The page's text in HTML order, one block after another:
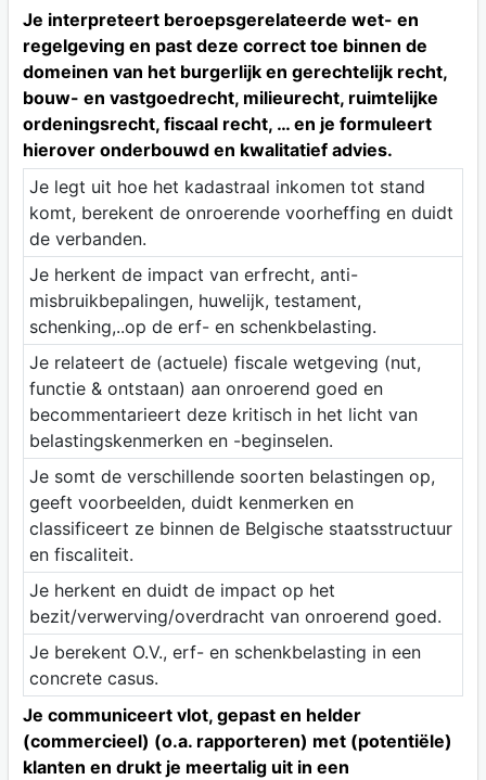
Je interpreteert beroepsgerelateerde wet- en
regelgeving en past deze correct toe binnen de
domeinen van het burgerlijk en gerechtelijk recht,
bouw- en vastgoedrecht, milieurecht, ruimtelijke
ordeningsrecht, fiscaal recht, … en je formuleert
hierover onderbouwd en kwalitatief advies.
Je legt uit hoe het kadastraal inkomen tot stand
komt, berekent de onroerende voorheffing en duidt
de verbanden.
Je herkent de impact van erfrecht, anti-
misbruikbepalingen, huwelijk, testament,
schenking,..op de erf- en schenkbelasting.
Je relateert de (actuele) fiscale wetgeving (nut,
functie & ontstaan) aan onroerend goed en
becommentarieert deze kritisch in het licht van
belastingskenmerken en -beginselen.
Je somt de verschillende soorten belastingen op,
geeft voorbeelden, duidt kenmerken en
classificeert ze binnen de Belgische staatsstructuur
en fiscaliteit.
Je herkent en duidt de impact op het
bezit/verwerving/overdracht van onroerend goed.
Je berekent O.V., erf- en schenkbelasting in een
concrete casus.
Je communiceert vlot, gepast en helder
(commercieel) (o.a. rapporteren) met (potentiële)
klanten en drukt je meertalig uit in een